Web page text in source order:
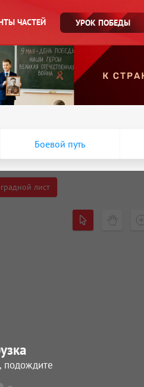
ЧАСТЕЙ УРОК ПОБЕДЫ
Боевой путь
лист
подождите